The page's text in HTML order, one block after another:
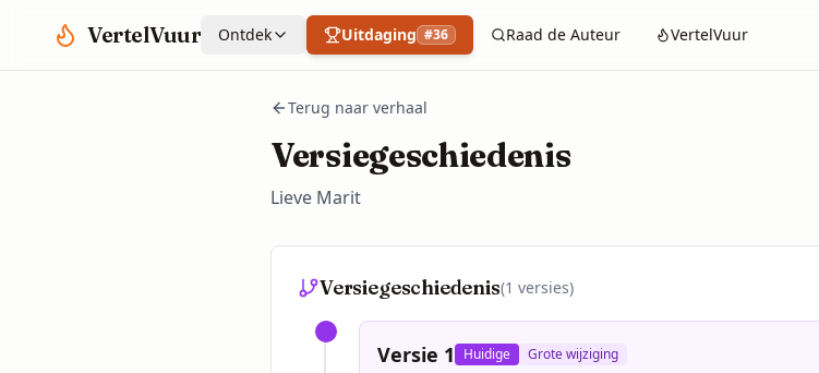
VertelVuur Ontdek Uitdaging #36 Raad de Auteur VertelVuur
Terug naar verhaal
Versiegeschiedenis
Lieve Marit
Versiegeschiedenis(1 versies)
Versie 1 Huidige Grote wijziging